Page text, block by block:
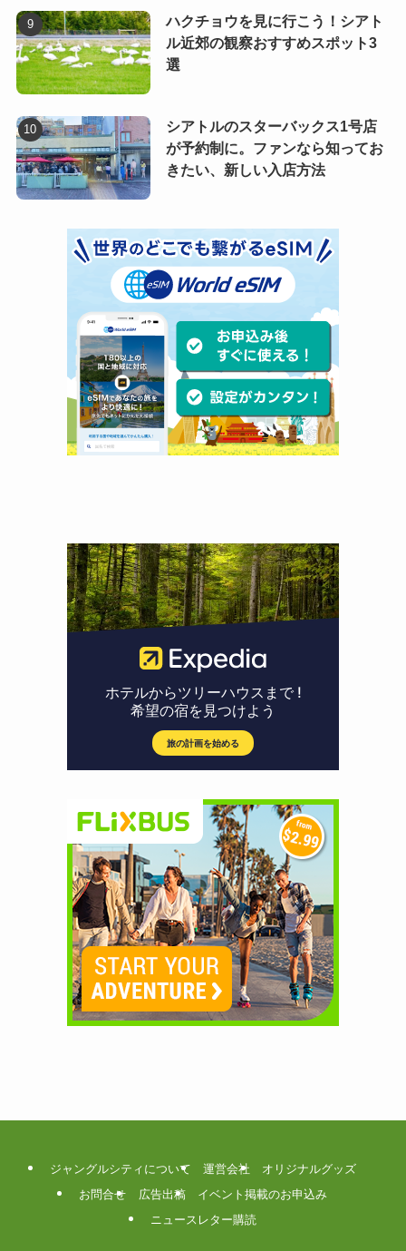
ハクチョウを見に行こう！シアト
ル近郊の観察おすすめスポット3
選
シアトルのスターバックス1号店
が予約制に。ファンなら知ってお
きたい、新しい入店方法
ジャングルシティについて 運営会社
オリジナルグッズ
お問合せ
広告出稿
イベント掲載のお申込み
ニュースレター購読